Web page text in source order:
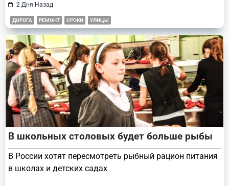
2 Дня Назад
ДОРОГА РЕМОНТ СРОКИ УЛИЦЫ
В школьных столовых будет больше рыбы
В России хотят пересмотреть рыбный рацион питания
в школах и детских садах